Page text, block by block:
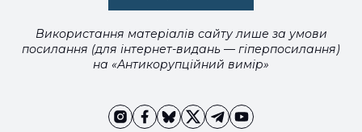
Використання матеріалів сайту лише за умови
посилання (для інтернет-видань — гіперпосилання)
на «Антикорупційний вимір»